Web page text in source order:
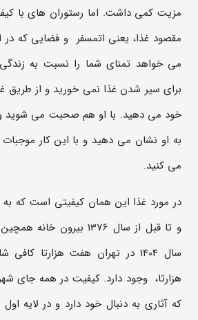
مزیت کمی داشت. اما رستوران های با
مقصود غذا، یعنی اتمسفر و فضایی که در
می خواهد تمنای شما را نسبت به
برای سیر شدن غذا نمی خورید و از طریق
خود می دهید. با او هم صحبت می شوید
به او نشان می دهید و با این کار موجبات
می کنید.
در مورد غذا این همان کیفیتی است که
و تا قبل از سال 1376
سال 1404 در تهران هفت هزارتا
هزارتا، وجود دارد. کیفیت در همه جای
که آثاری به دنبال خود دارد و در لایه